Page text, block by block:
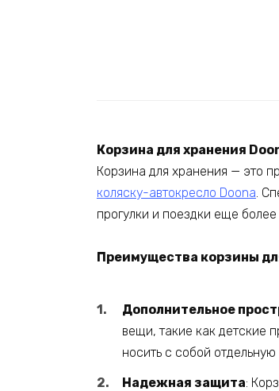
Корзина для хранения
Корзина для хранения — это
коляску-автокресло Doona.
прогулки и поездки еще
Преимущества корзины
Дополнительное
вещи, такие как детские
носить с собой отдельную
Надежная защита: